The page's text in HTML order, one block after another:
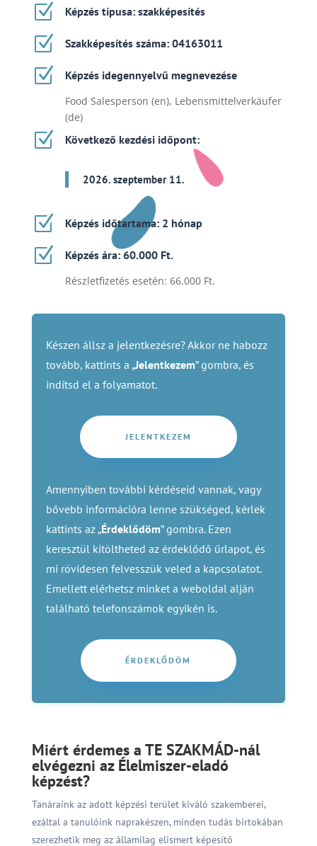
Z Képzés típusa: szakképesítés
Z Szakképesítés száma: 04163011
Z Képzés idegennyelvű megnevezése
Food Salesperson (en), Lebensmittelverkäufer
(de)
Z Következő kezdési időpont:
2026. szeptember 11.
Z Képzés időtartama: 2 hónap
Z Képzés ára: 60.000 Ft.
Részletfizetés esetén: 66.000 Ft.
Készen állsz a jelentkezésre? Akkor ne habozz
tovább, kattints a „Jelentkezem” gombra, és
indítsd el a folyamatot.
JELENTKEZEM
Amennyiben további kérdéseid vannak, vagy
bővebb információra lenne szükséged, kérlek
kattints az „Érdeklődöm” gombra. Ezen
keresztül kitöltheted az érdeklődő űrlapot, és
mi rövidesen felvesszük veled a kapcsolatot.
Emellett elérhetsz minket a weboldal alján
található telefonszámok egyikén is.
ÉRDEKLŐDÖM
Miért érdemes a TE SZAKMÁD-nál
elvégezni az Élelmiszer-eladó
képzést?
Tanáraink az adott képzési terület kiváló szakemberei,
ezáltal a tanulóink naprakészen, minden tudás birtokában
szerezhetik meg az államilag elismert képesítő